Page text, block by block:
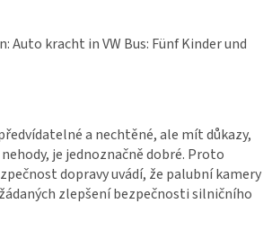
a nechtěné, ale mít důkazy,
je jednoznačně dobré. Proto
dopravy uvádí, že palubní kamery
zlepšení bezpečnosti silničního